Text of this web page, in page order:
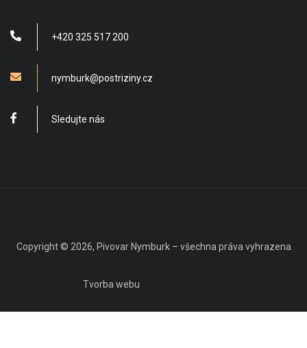
+420 325 517 200
nymburk@postriziny.cz
Sledujte nás
Copyright © 2026, Pivovar Nymburk – všechna práva vyhrazena
Tvorba webu